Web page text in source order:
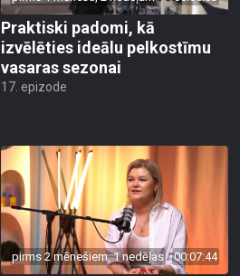
Praktiski padomi, kā
izvēlēties ideālu pelkostīmu
vasaras sezonai
17. epizode
pirms 2 mēnešiem, 1 nedēļas 00:07:44